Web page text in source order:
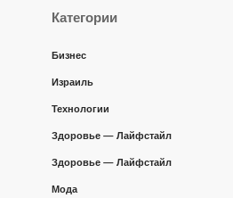
Категории
Бизнес
Израиль
Технологии
Здоровье — Лайфстайл
Здоровье — Лайфстайл
Мода